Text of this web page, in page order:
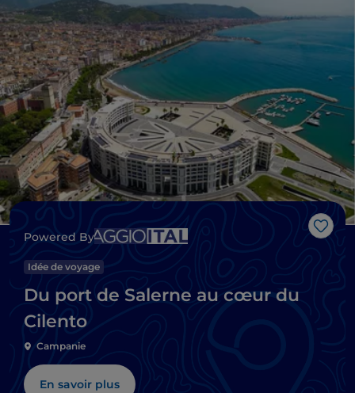
Powered By
Idée de voyage
Du port de Salerne au cœur du
Cilento
Campanie
En savoir plus